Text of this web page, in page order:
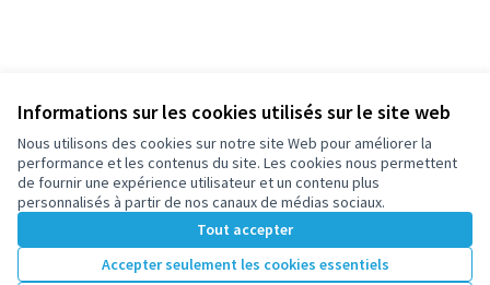
Informations sur les cookies utilisés sur le site web
Nous utilisons des cookies sur notre site Web pour améliorer la
performance et les contenus du site. Les cookies nous permettent
de fournir une expérience utilisateur et un contenu plus
personnalisés à partir de nos canaux de médias sociaux.
Tout accepter
Accepter seulement les cookies essentiels